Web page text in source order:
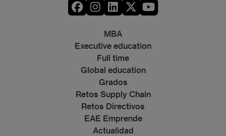
MBA
Executive education
Full time
Global education
Grados
Retos Supply Chain
Retos Directivos
EAE Emprende
Actualidad